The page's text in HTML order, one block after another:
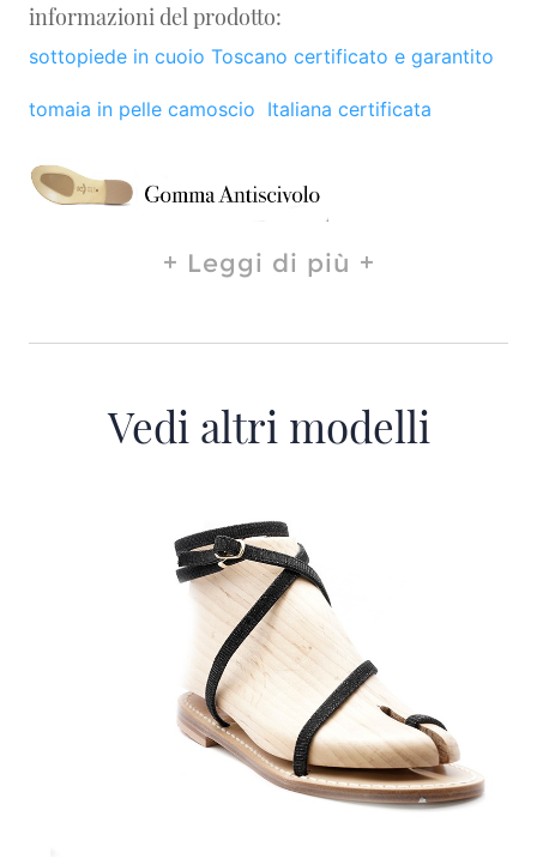
informazioni del prodotto:
sottopiede in cuoio Toscano certificato e garantito
tomaia in pelle camoscio Italiana certificata
Leggi di più
Vedi altri modelli